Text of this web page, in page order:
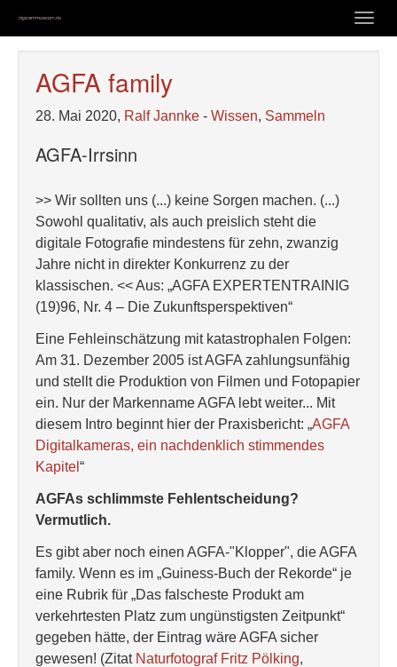
springen
AGFA family
28. Mai 2020, Ralf Jannke - Wissen, Sammeln
AGFA-Irrsinn
>> Wir sollten uns (...) keine Sorgen machen. (...)
Sowohl qualitativ, als auch preislich steht die
digitale Fotografie mindestens für zehn, zwanzig
Jahre nicht in direkter Konkurrenz zu der
klassischen. << Aus: „AGFA EXPERTENTRAINIG
(19)96, Nr. 4 – Die Zukunftsperspektiven“
Eine Fehleinschätzung mit katastrophalen Folgen:
Am 31. Dezember 2005 ist AGFA zahlungsunfähig
und stellt die Produktion von Filmen und Fotopapier
ein. Nur der Markenname AGFA lebt weiter... Mit
diesem Intro beginnt hier der Praxisbericht: „AGFA
Digitalkameras, ein nachdenklich stimmendes
Kapitel “
AGFAs schlimmste Fehlentscheidung?
Vermutlich.
Es gibt aber noch einen AGFA-"Klopper", die AGFA
family. Wenn es im „Guiness-Buch der Rekorde“ je
eine Rubrik für „Das falscheste Produkt am
verkehrtesten Platz zum ungünstigsten Zeitpunkt“
gegeben hätte, der Eintrag wäre AGFA sicher
gewesen! (Zitat Naturfotograf Fritz Pölking,